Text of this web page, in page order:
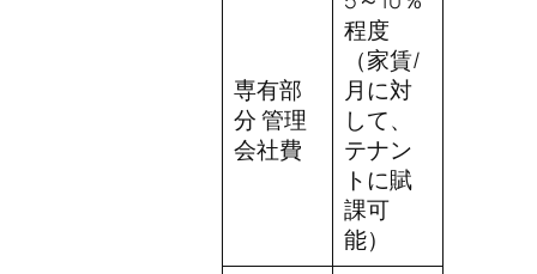
専有部
分 管理
会社費
程度
（家賃/
月に対
して、
テナン
トに賦
課可
能）